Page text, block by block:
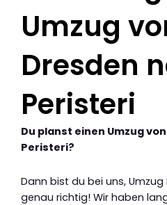
Umzug
Dresden
Peristeri
Du planst einen Umzug
Peristeri?
Dann bist du bei uns,
genau richtig! Wir haben